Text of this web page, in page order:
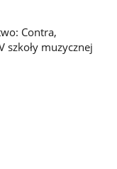
Contra,
szkoły muzycznej